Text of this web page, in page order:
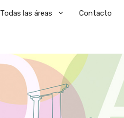
Todas las áreas Contacto